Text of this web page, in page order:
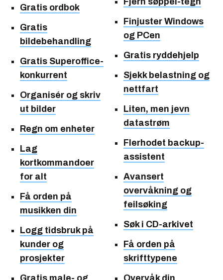
Gratis ordbok
Gratis
bildebehandling
Gratis Superoffice-
konkurrent
Organisér og skriv
ut bilder
Regn om enheter
Lag
kortkommandoer
for alt
Få orden på
musikken din
Logg tidsbruk på
kunder og
prosjekter
Gratis male- og
Finjuster Windows
og PCen
Gratis ryddehjelp
Sjekk belastning og
nettfart
Liten, men jevn
datastrøm
Flerhodet backup-
assistent
Avansert
overvåkning og
feilsøking
Søk i CD-arkivet
Få orden på
skrifttypene
Overvåk din